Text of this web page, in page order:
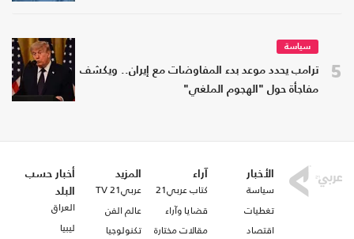
5
سياسة
ترامب يحدد موعد بدء المفاوضات مع إيران.. ويكشف
مفاجأة حول "الهجوم الملغي"
الأخبار
سياسة
تغطيات
اقتصاد
آراء
كتاب عربي21
قضايا وآراء
مقالات مختارة
المزيد
عربي21 TV
عالم الفن
تكنولوجيا
أخبار حسب
البلد
العراق
ليبيا